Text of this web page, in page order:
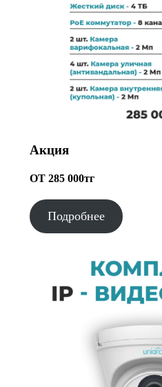
Акция
ОТ 285 000тг
Подробнее